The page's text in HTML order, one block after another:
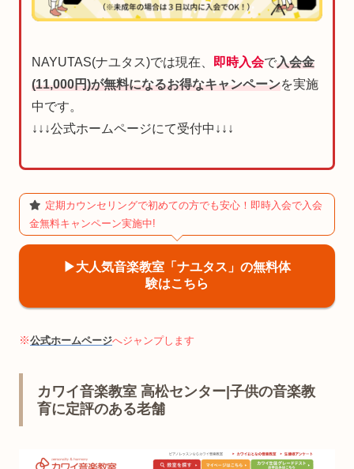
NAYUTAS(ナユタス)では現在、 即時入会で入会金
(11,000円)が無料になるお得なキャンペーンを実施
中です。
↓↓↓公式ホームページにて受付中↓↓↓
定期カウンセリングで初めての方でも安心！即時入会で入会
金無料キャンペーン実施中!
▶︎大人気音楽教室「ナユタス」の無料体
験はこちら
※公式ホームページへジャンプします
カワイ音楽教室 高松センター|子供の音楽教
育に定評のある老舗